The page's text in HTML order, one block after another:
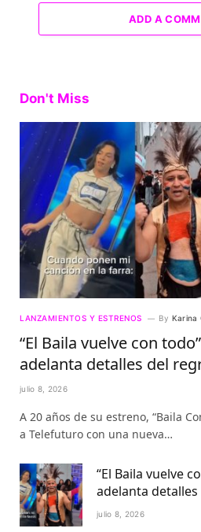
ADD A
Don't Miss
LANZAMIENTOS Y ESTRENOS By Karina
“El Baila vuelve con
adelanta detalles del
esperado de la televisión
julio 8, 2026
A 20 años de su estreno, “Baila
a Telefuturo con una nueva…
“El Baila vuelve
adelanta
esperado de la
julio 8, 2026